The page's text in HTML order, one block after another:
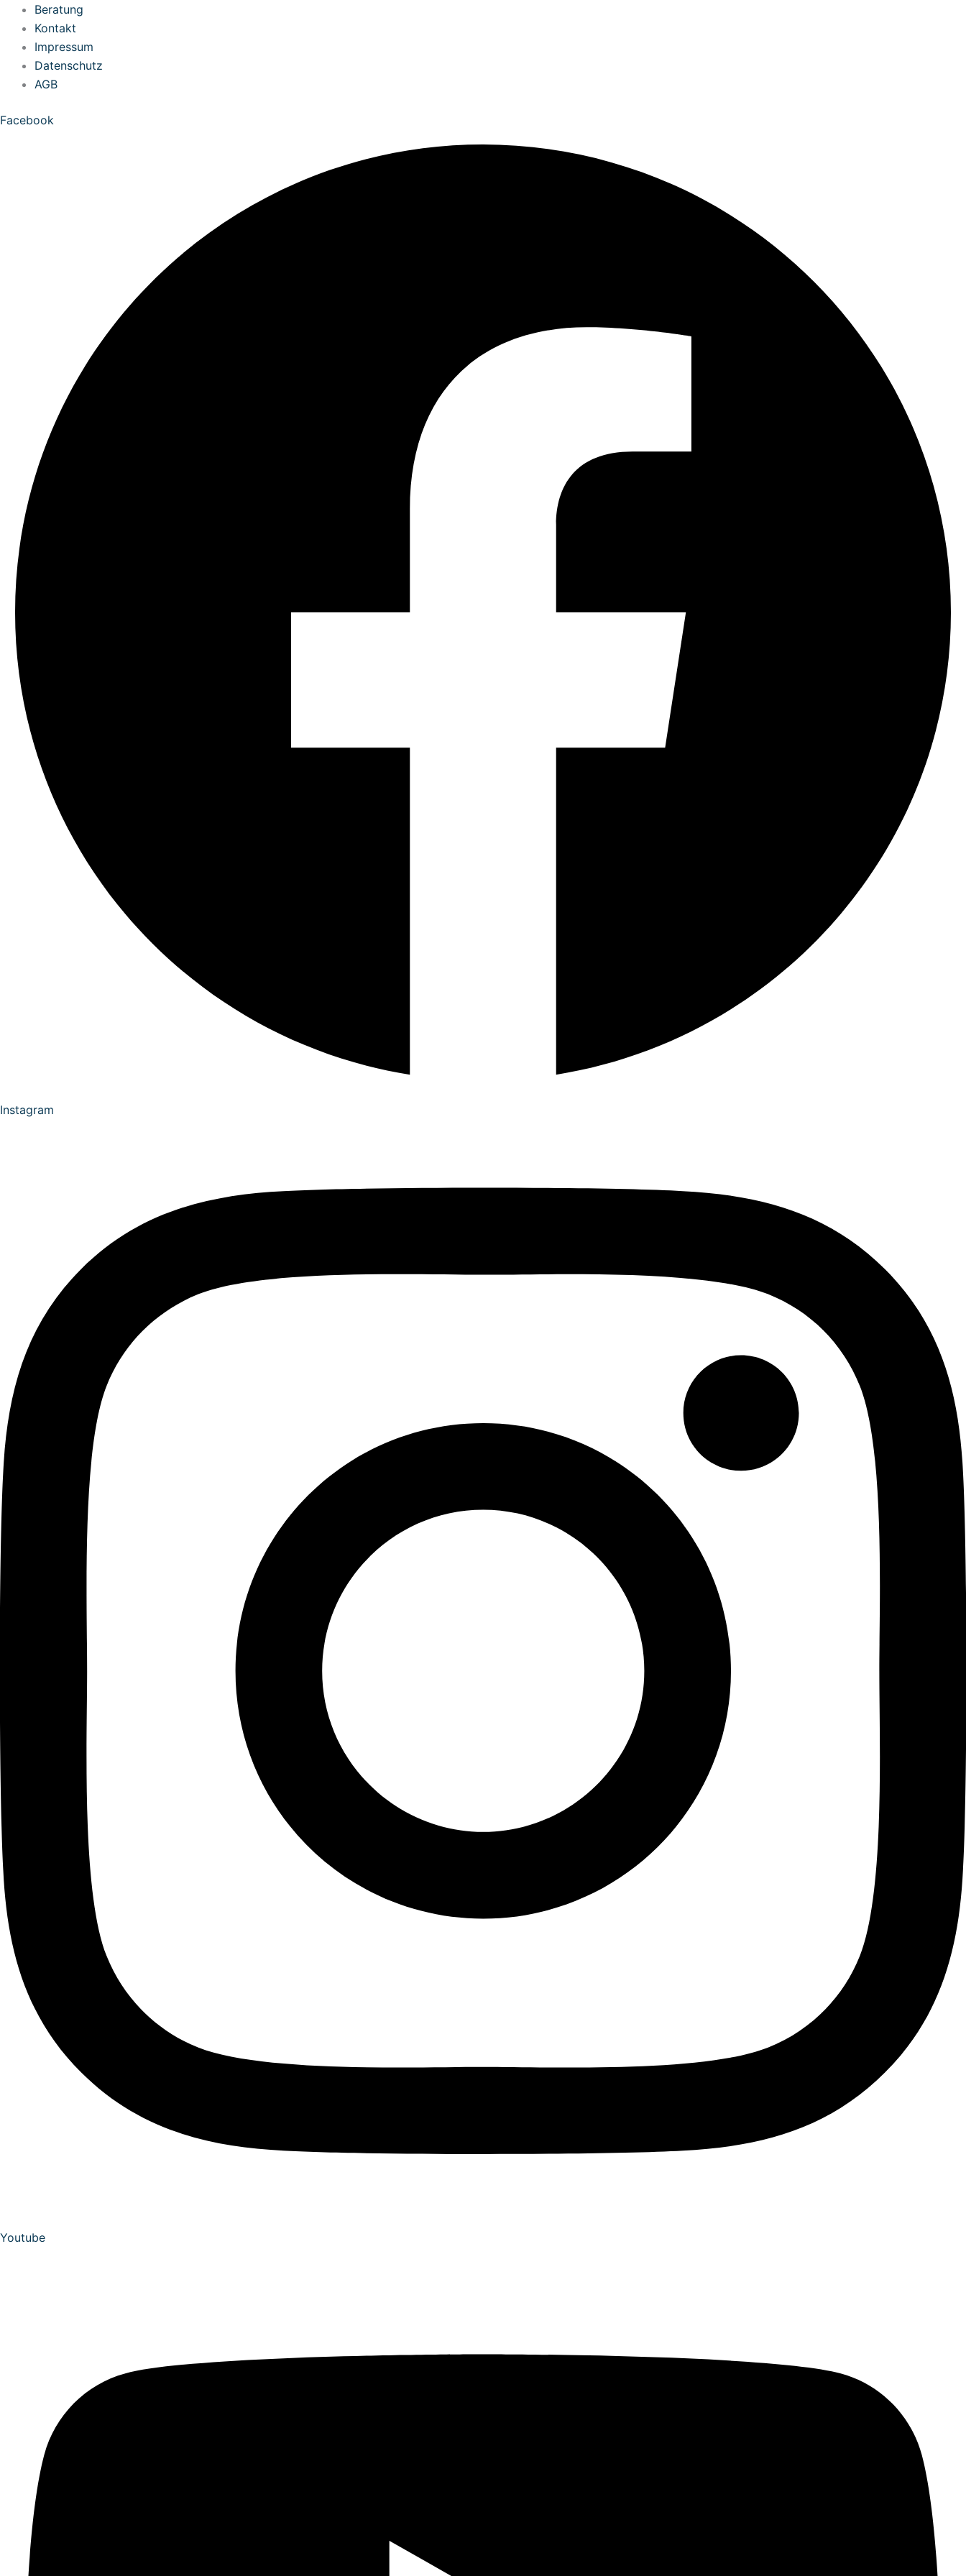
Zum
Inhalt
springen
Beratung
Kontakt
Impressum
Datenschutz
AGB
Facebook
Instagram
Youtube